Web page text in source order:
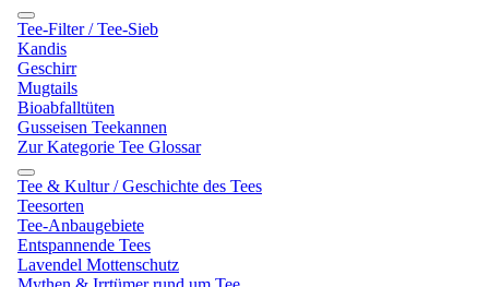
Tee-Filter / Tee-Sieb
Kandis
Geschirr
Mugtails
Bioabfalltüten
Gusseisen Teekannen
Zur Kategorie Tee Glossar
Tee & Kultur / Geschichte des Tees
Teesorten
Tee-Anbaugebiete
Entspannende Tees
Lavendel Mottenschutz